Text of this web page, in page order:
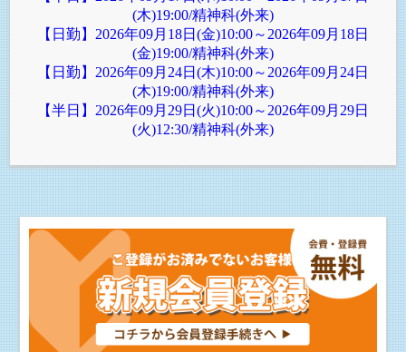
(木)19:00/精神科(外来)
【日勤】2026年09月18日(金)10:00～2026年09月18日
(金)19:00/精神科(外来)
【日勤】2026年09月24日(木)10:00～2026年09月24日
(木)19:00/精神科(外来)
【半日】2026年09月29日(火)10:00～2026年09月29日
(火)12:30/精神科(外来)